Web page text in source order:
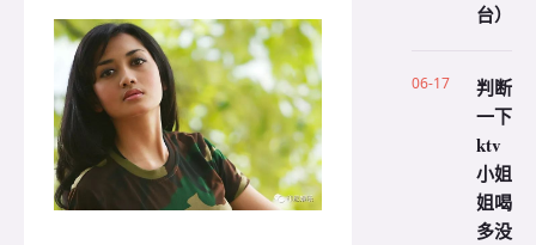
台）
06-17
判断
一下
ktv
小姐
姐喝
多没